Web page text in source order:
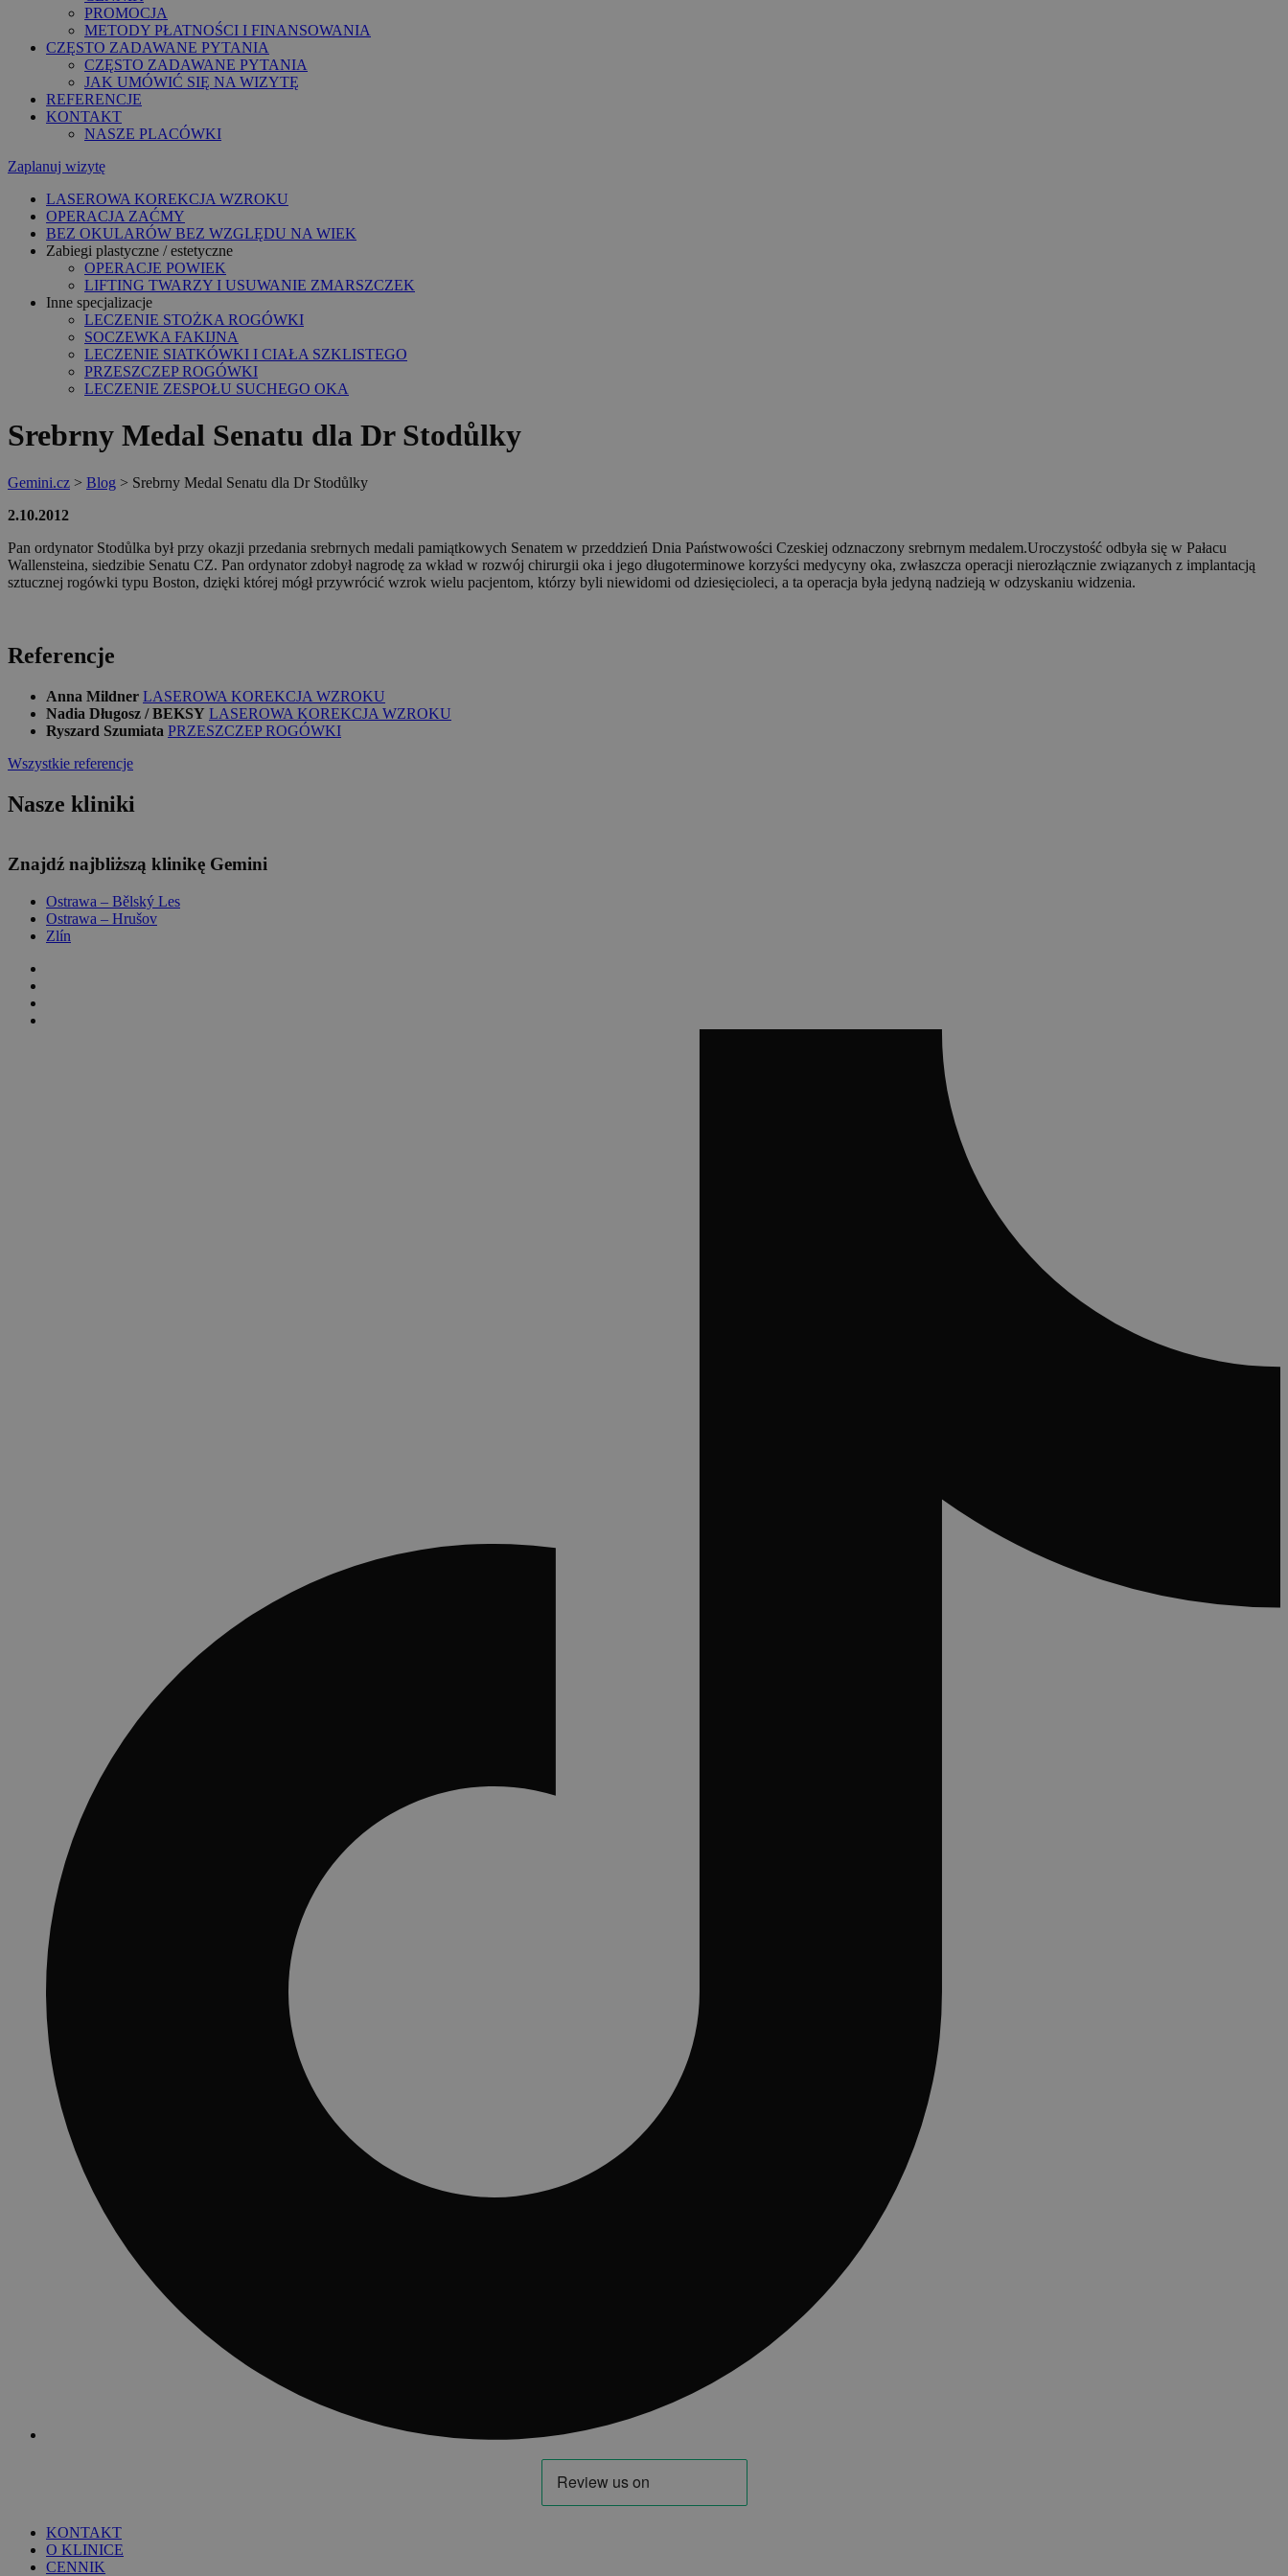
PROMOCJA
METODY PŁATNOŚCI I FINANSOWANIA
CZĘSTO ZADAWANE PYTANIA
CZĘSTO ZADAWANE PYTANIA
JAK UMÓWIĆ SIĘ NA WIZYTĘ
REFERENCJE
KONTAKT
NASZE PLACÓWKI
Zaplanuj wizytę
LASEROWA KOREKCJA WZROKU
OPERACJA ZAĆMY
BEZ OKULARÓW BEZ WZGLĘDU NA WIEK
Zabiegi plastyczne / estetyczne
OPERACJE POWIEK
LIFTING TWARZY I USUWANIE ZMARSZCZEK
Inne specjalizacje
LECZENIE STOŻKA ROGÓWKI
SOCZEWKA FAKIJNA
LECZENIE SIATKÓWKI I CIAŁA SZKLISTEGO
PRZESZCZEP ROGÓWKI
LECZENIE ZESPOŁU SUCHEGO OKA
Srebrny Medal Senatu dla Dr Stodůlky
Gemini.cz > Blog > Srebrny Medal Senatu dla Dr Stodůlky
2.10.2012
Pan ordynator Stodůlka był przy okazji przedania srebrnych medali pamiątkowych Senatem w przeddzień Dnia Państwowości Czeskiej odznaczony srebrnym medalem.Uroczystość odbyła się w Pałacu
Wallensteina, siedzibie Senatu CZ. Pan ordynator zdobył nagrodę za wkład w rozwój chirurgii oka i jego długoterminowe korzyści medycyny oka, zwłaszcza operacji nierozłącznie związanych z implantacją
sztucznej rogówki typu Boston, dzięki której mógł przywrócić wzrok wielu pacjentom, którzy byli niewidomi od dziesięcioleci, a ta operacja była jedyną nadzieją w odzyskaniu widzenia.
Referencje
Anna Mildner LASEROWA KOREKCJA WZROKU
Nadia Długosz / BEKSY LASEROWA KOREKCJA WZROKU
Ryszard Szumiata PRZESZCZEP ROGÓWKI
Wszystkie referencje
Nasze kliniki
Znajdź najbliższą klinikę Gemini
Ostrawa – Bělský Les
Ostrawa – Hrušov
Zlín
KONTAKT
O KLINICE
CENNIK